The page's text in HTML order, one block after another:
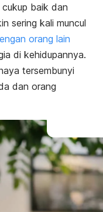
baik dan
sering kali muncul
orang lain
di kehidupannya.
tersembunyi
dan orang